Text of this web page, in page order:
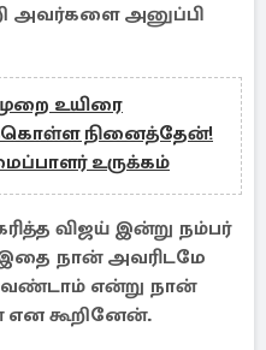
அவர்களை அனுப்பி
உயிரை
நினைத்தேன்!
உருக்கம்
விஜய் இன்று நம்பர்
நான் அவரிடமே
என்று நான்
கூறினேன்.